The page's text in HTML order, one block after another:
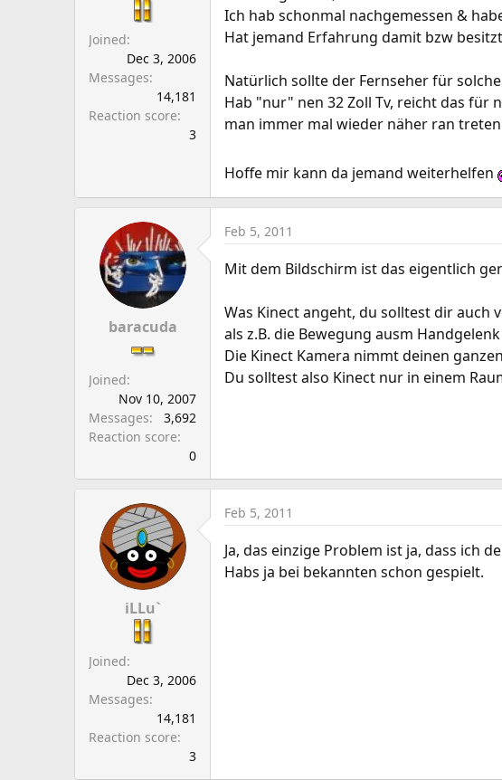
t
r
e
Joined
Dec 3, 2006
Messages
14,181
Reaction score
3
Ich hab schonmal nachgemessen &
Hat jemand Erfahrung damit bzw
Natürlich sollte der Fernseher für
Hab "nur" nen 32 Zoll Tv, reicht das für
man immer mal wieder näher ran
Hoffe mir kann da jemand weiterhelfen
baracuda
Joined
Nov 10, 2007
Messages
3,692
Reaction score
0
Feb 5, 2011
Mit dem Bildschirm ist das eigentlich
Was Kinect angeht, du solltest dir
als z.B. die Bewegung ausm
Die Kinect Kamera nimmt deinen
Du solltest also Kinect nur in einem
iLLu`
Joined
Dec 3, 2006
Messages
14,181
Reaction score
3
Feb 5, 2011
Ja, das einzige Problem ist ja, dass ich
Habs ja bei bekannten schon gespielt.